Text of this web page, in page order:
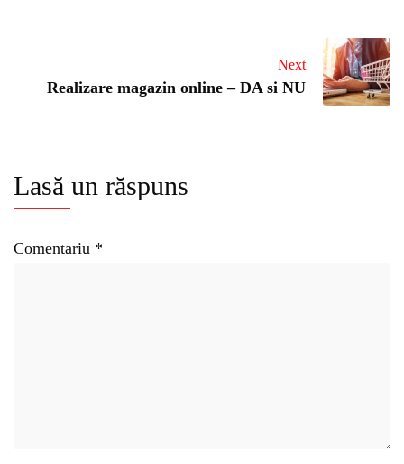
Next
Realizare magazin online – DA si NU
Lasă un răspuns
Comentariu *